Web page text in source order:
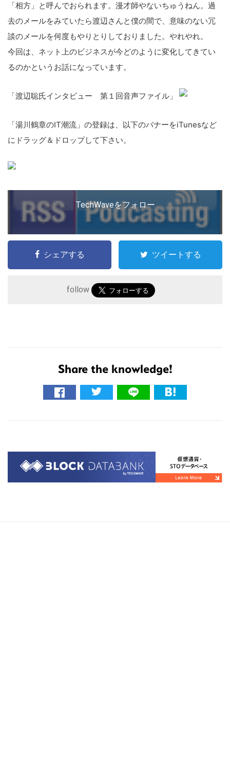
「相方」と呼んでおられます。漫才師やないちゅうねん。過
去のメールをみていたら渡辺さんと僕の間で、意味のない冗
談のメールを何度もやりとりしておりました。やれやれ。
今回は、ネット上のビジネスが今どのように変化してきてい
るのかというお話になっています。
「渡辺聡氏インタビュー 第１回音声ファイル」
「湯川鶴章のIT潮流」の登録は、以下のバナーをiTunesなど
にドラッグ＆ドロップして下さい。
TechWaveをフォロー
シェアする ツイートする
follow
Share the knowledge!